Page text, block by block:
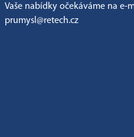
Vaše nabídky očekáváme na e-
prumysl@retech.cz